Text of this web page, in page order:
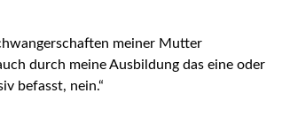
meiner Mutter
durch meine Ausbildung das eine oder
befasst, nein.“